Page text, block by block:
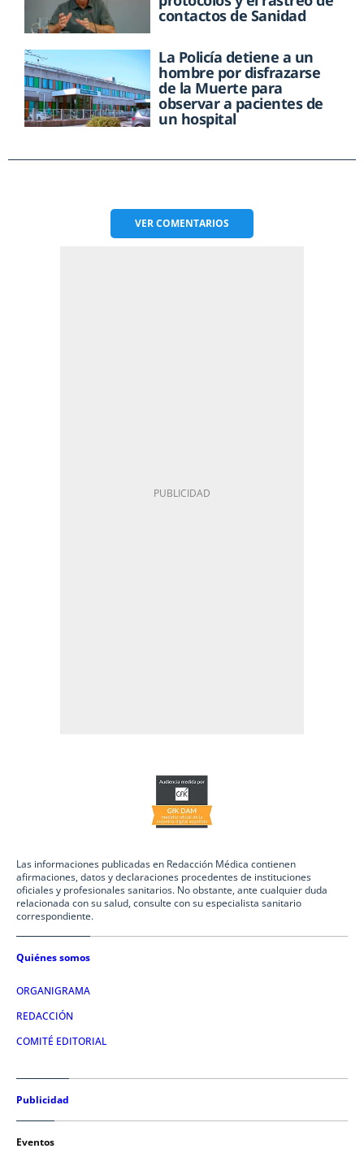
contactos de Sanidad
La Policía detiene a un
hombre por disfrazarse
de la Muerte para
observar a pacientes de
un hospital
VERCOMENTARIOS
Las informaciones publicadas en Redacción Médica contienen
afirmaciones, datos y declaraciones procedentes de instituciones
oficiales y profesionales sanitarios. No obstante, ante cualquier duda
relacionada con su salud, consulte con su especialista sanitario
correspondiente.
Quiénes somos
ORGANIGRAMA
REDACCIÓN
COMITÉ EDITORIAL
Publicidad
Eventos